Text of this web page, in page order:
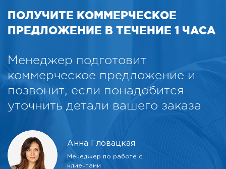
ПОЛУЧИТЕ КОММЕРЧЕСКОЕ
ПРЕДЛОЖЕНИЕ В ТЕЧЕНИЕ 1 ЧАСА
Менеджер подготовит
коммерческое предложение и
позвонит, если понадобится
уточнить детали вашего заказа
Анна Гловацкая
Менеджер по работе с
клиентами